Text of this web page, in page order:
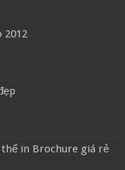
2012
in Brochure giá rẻ